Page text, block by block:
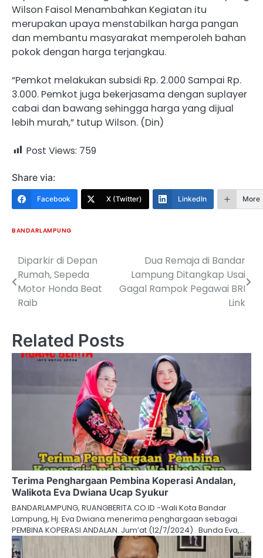
Wilson Faisol Menambahkan Kegiatan itu
merupakan upaya menstabilkan harga pangan
dan membantu masyarakat memperoleh bahan
pokok dengan harga terjangkau.
“Pemkot melakukan subsidi Rp. 2.000 Sampai Rp.
3.000. Pemkot juga bekerjasama dengan suplayer
cabai dan bawang sehingga harga yang dijual
lebih murah,” tutup Wilson. (Din)
Post Views: 759
Share via:
Facebook X (Twitter) LinkedIn More
BANDARLAMPUNG
Navigasi
pos
Diparkir di Depan
Rumah, Sepeda
Motor Honda Beat
Raib
Dua Remaja di Bandar
Lampung Ditangkap Usai
Gagal Rampok Pegawai BRI
Link
Related Posts
Terima Penghargaan Pembina Koperasi Andalan,
Walikota Eva Dwiana Ucap Syukur
BANDARLAMPUNG, RUANGBERITA.CO.ID -Wali Kota Bandar
Lampung, Hj. Eva Dwiana menerima penghargaan sebagai
PEMBINA KOPERASI ANDALAN. Jum’at (12/7/2024) . Bunda Eva,…